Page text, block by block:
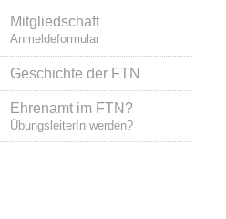
Mitgliedschaft
Anmeldeformular
Geschichte der FTN
Ehrenamt im FTN?
ÜbungsleiterIn werden?